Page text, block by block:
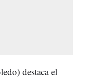
destaca el